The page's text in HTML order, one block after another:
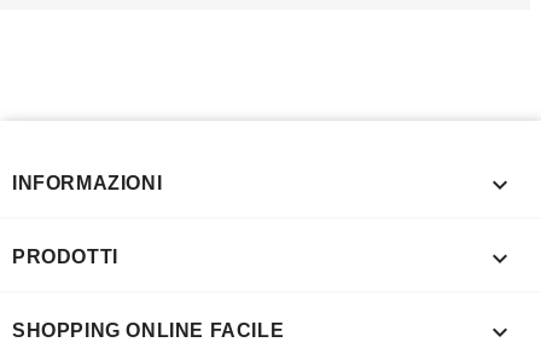
INFORMAZIONI 
PRODOTTI 
SHOPPING ONLINE FACILE 